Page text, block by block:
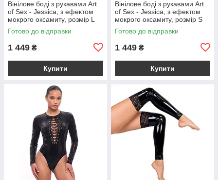
Вінілове боді з рукавами Art
of Sex - Jessica, з ефектом
мокрого оксамиту, розмір L
Готово до відправки
1 449 ₴
Купити
Вінілове боді з рукавами Art
of Sex - Jessica, з ефектом
мокрого оксамиту, розмір S
Готово до відправки
1 449 ₴
Купити